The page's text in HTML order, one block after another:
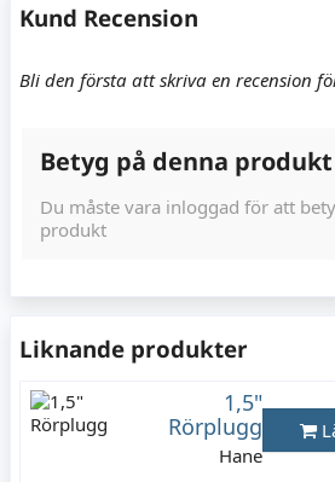
Kund Recension
Bli den första att skriva en recension
Betyg på denna produkt
Du måste vara inloggad för att
produkt
Liknande produkter
1,5"
Rörplugg
Hane